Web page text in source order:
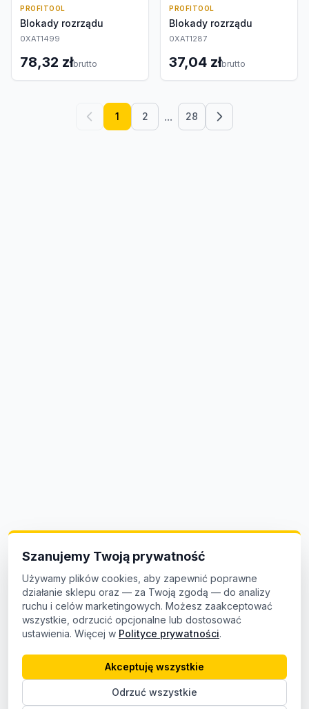
PROFITOOL
Blokady rozrządu
0XAT1499
78,32 złbrutto
PROFITOOL
Blokady rozrządu
0XAT1287
37,04 złbrutto
1 2 ... 28
Szanujemy Twoją prywatność
Używamy plików cookies, aby zapewnić poprawne
działanie sklepu oraz — za Twoją zgodą — do analizy
ruchu i celów marketingowych. Możesz zaakceptować
wszystkie, odrzucić opcjonalne lub dostosować
ustawienia. Więcej w Polityce prywatności.
Odrzuć wszystkie
Akceptuję wszystkie